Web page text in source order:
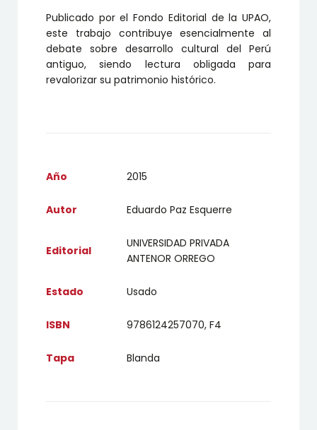
Publicado por el Fondo Editorial de la UPAO,
este trabajo contribuye esencialmente al
debate sobre desarrollo cultural del Perú
antiguo, siendo lectura obligada para
revalorizar su patrimonio histórico.
Año 2015
Autor Eduardo Paz Esquerre
Editorial
UNIVERSIDAD PRIVADA
ANTENOR ORREGO
Estado Usado
ISBN 9786124257070, F4
Tapa Blanda